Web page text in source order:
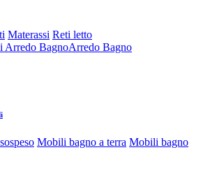
Materassi Reti letto
Arredo Bagno
Mobili bagno a terra Mobili bagno